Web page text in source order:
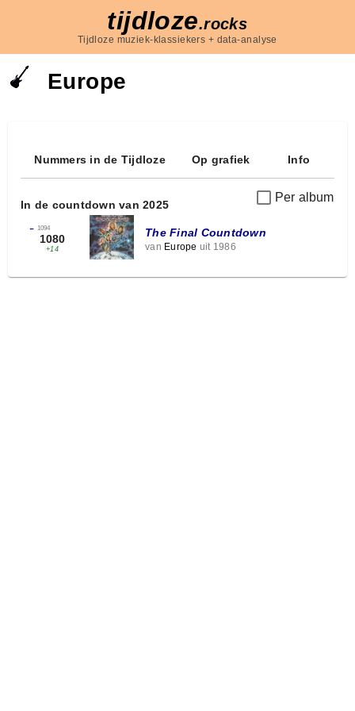
tijdloze.rocks
Tijdloze muziek-klassiekers + data-analyse
Europe
Nummers in de Tijdloze Op grafiek Info
Per album
In de countdown van 2025
← 1094
1080
+14
The Final Countdown
van Europe uit 1986